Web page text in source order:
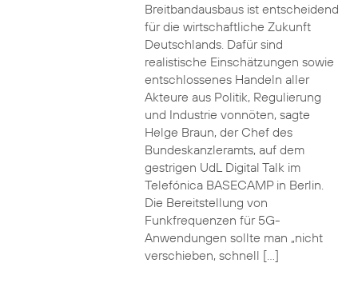
Breitbandausbaus ist entscheidend
für die wirtschaftliche Zukunft
Deutschlands. Dafür sind
realistische Einschätzungen sowie
entschlossenes Handeln aller
Akteure aus Politik, Regulierung
und Industrie vonnöten, sagte
Helge Braun, der Chef des
Bundeskanzleramts, auf dem
gestrigen UdL Digital Talk im
Telefónica BASECAMP in Berlin.
Die Bereitstellung von
Funkfrequenzen für 5G-
Anwendungen sollte man „nicht
verschieben, schnell […]